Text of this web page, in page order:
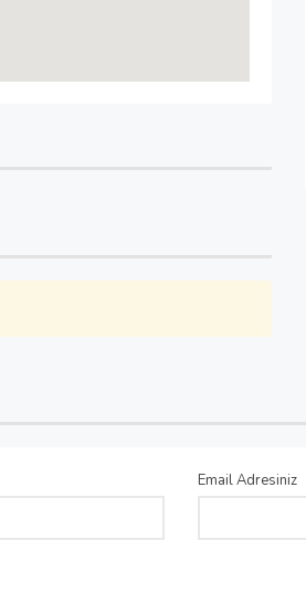
Email Adresiniz